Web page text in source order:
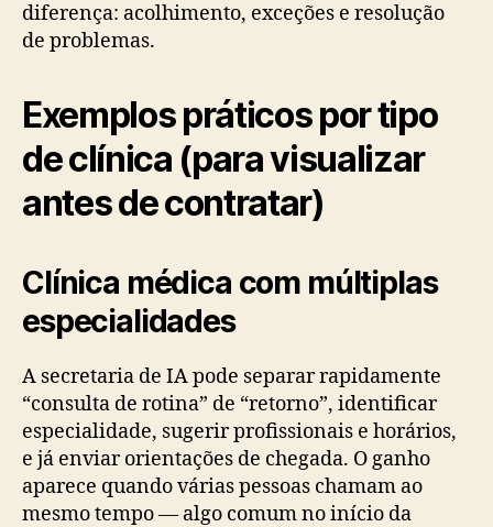
diferença: acolhimento, exceções e resolução
de problemas.
Exemplos práticos por tipo
de clínica (para visualizar
antes de contratar)
Clínica médica com múltiplas
especialidades
A secretaria de IA pode separar rapidamente
“consulta de rotina” de “retorno”, identificar
especialidade, sugerir profissionais e horários,
e já enviar orientações de chegada. O ganho
aparece quando várias pessoas chamam ao
mesmo tempo — algo comum no início da